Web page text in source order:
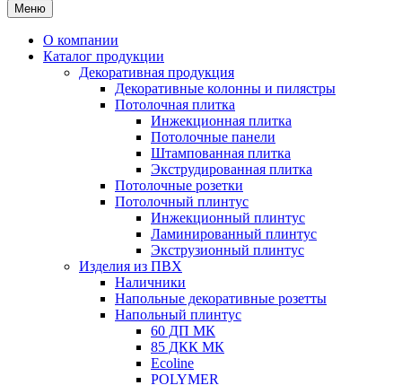
Меню
О компании
Каталог продукции
Декоративная продукция
Декоративные колонны и пилястры
Потолочная плитка
Инжекционная плитка
Потолочные панели
Штампованная плитка
Экструдированная плитка
Потолочные розетки
Потолочный плинтус
Инжекционный плинтус
Ламинированный плинтус
Экструзионный плинтус
Изделия из ПВХ
Наличники
Напольные декоративные розетты
Напольный плинтус
60 ДП МК
85 ДКК МК
Ecoline
POLYMER